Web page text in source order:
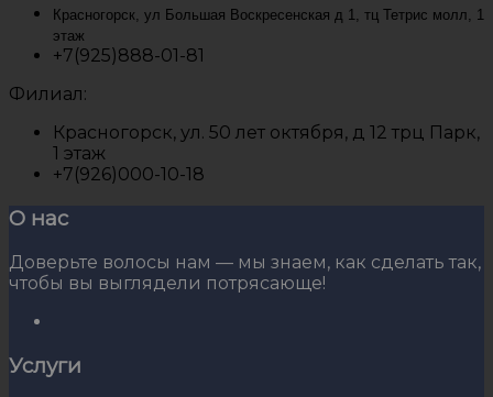
Красногорск, ул Большая Воскресенская д 1, тц Тетрис молл, 1
этаж
+7(925)888-01-81
Филиал:
Красногорск, ул. 50 лет октября, д 12 трц Парк,
1 этаж
+7(926)000-10-18
О нас
Доверьте волосы нам — мы знаем, как сделать так,
чтобы вы выглядели потрясающе!
Услуги